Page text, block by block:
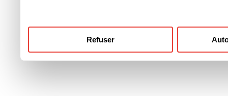
Refuser